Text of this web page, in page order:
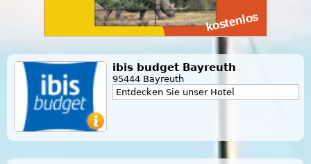
ibis budget Bayreuth
95444 Bayreuth
Entdecken Sie unser Hotel